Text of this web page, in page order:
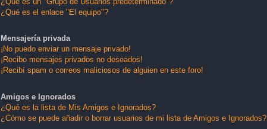
¿Qué es el enlace "El equipo"?
Mensajería privada
¡No puedo enviar un mensaje privado!
¡Recibo mensajes privados no deseados!
¡Recibí spam o correos maliciosos de alguien en este foro!
Amigos e Ignorados
¿Qué es la lista de Mis Amigos e Ignorados?
¿Cómo se puede añadir o borrar usuarios de mi lista de Amigos e Ignorados?